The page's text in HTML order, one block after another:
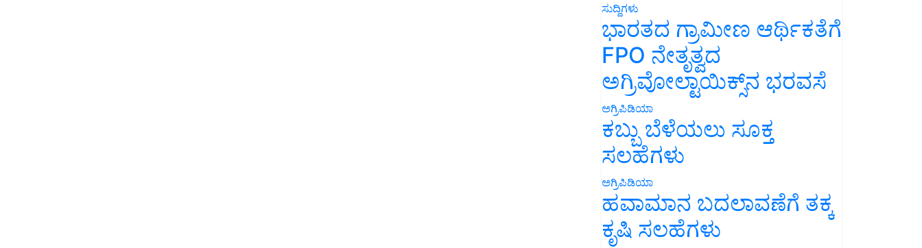
ಸುದ್ದಿಗಳು
ಭಾರತದ ಗ್ರಾಮೀಣ ಆರ್ಥಿಕತೆಗೆ
FPO ನೇತೃತ್ವದ
ಅಗ್ರಿವೋಲ್ಟಾಯಿಕ್ಸ್‌ನ ಭರವಸೆ
ಅಗ್ರಿಪಿಡಿಯಾ
ಕಬ್ಬು ಬೆಳೆಯಲು ಸೂಕ್ತ
ಸಲಹೆಗಳು
ಅಗ್ರಿಪಿಡಿಯಾ
ಹವಾಮಾನ ಬದಲಾವಣೆಗೆ ತಕ್ಕ
ಕೃಷಿ ಸಲಹೆಗಳು